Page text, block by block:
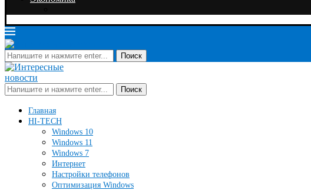
Поиск
Поиск
Главная
HI-TECH
Windows 10
Windows 11
Windows 7
Интернет
Настройки телефонов
Оптимизация Windows